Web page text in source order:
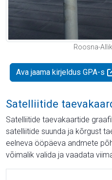
Roosna-
Ava jaama kirjeldus GPA-s
Satelliitide
Satelliitide taevakaartide
satelliitide suunda ja kõrgust
eelneva ööpäeva andmete
võimalik valida ja vaadata